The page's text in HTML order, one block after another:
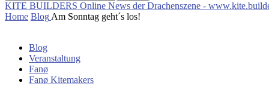
KITE BUILDERS Online News der Drachenszene -
Home Blog Am Sonntag geht´s los!
Blog
Veranstaltung
Fanø
Fanø Kitemakers